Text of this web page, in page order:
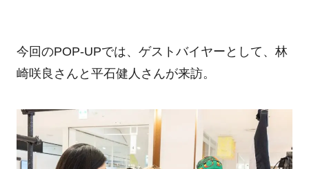
今回のPOP-UPでは、ゲストバイヤーとして、林
崎咲良さんと平石健人さんが来訪。